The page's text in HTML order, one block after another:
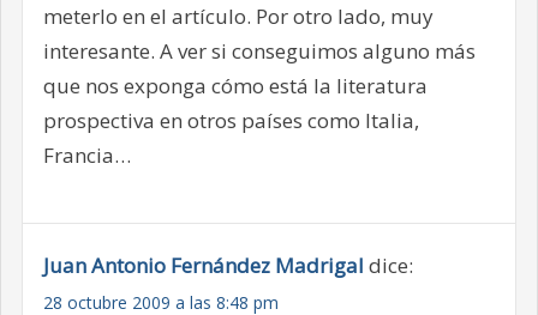
meterlo en el artículo. Por otro lado, muy
interesante. A ver si conseguimos alguno más
que nos exponga cómo está la literatura
prospectiva en otros países como Italia,
Francia…
Juan Antonio Fernández Madrigal dice:
28 octubre 2009 a las 8:48 pm